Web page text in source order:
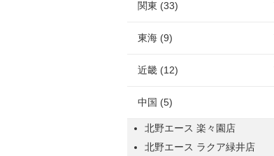
関東 (33)
東海 (9)
近畿 (12)
中国 (5)
北野エース 楽々園店
北野エース ラクア緑井店